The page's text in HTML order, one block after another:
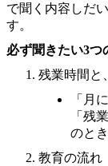
で聞く内容しだ
す。
必ず聞きたい3つ
残業時間と
「月
「残
のと
教育の流れ